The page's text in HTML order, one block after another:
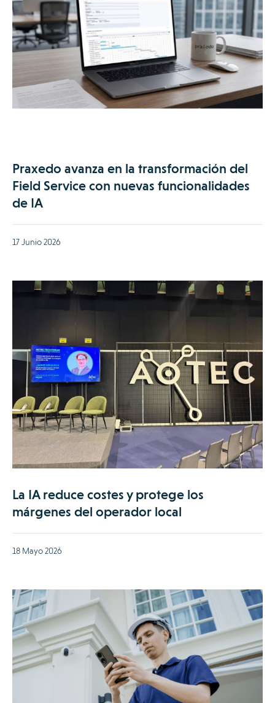
Praxedo avanza en la transformación del
Field Service con nuevas funcionalidades
de IA
17 Junio 2026
La IA reduce costes y protege los
márgenes del operador local
18 Mayo 2026